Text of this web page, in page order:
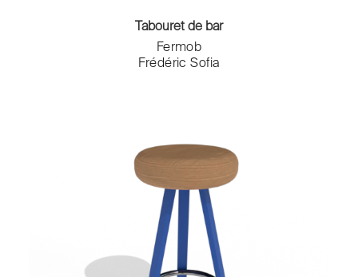
Tabouret de bar
Fermob
Frédéric Sofia